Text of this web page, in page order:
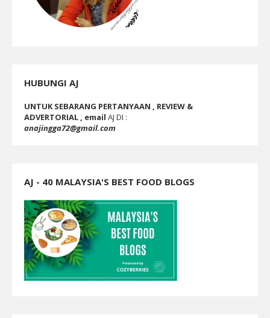
HUBUNGI AJ
UNTUK SEBARANG PERTANYAAN , REVIEW &
ADVERTORIAL , email AJ DI :
anajingga72@gmail.com
AJ - 40 MALAYSIA'S BEST FOOD BLOGS